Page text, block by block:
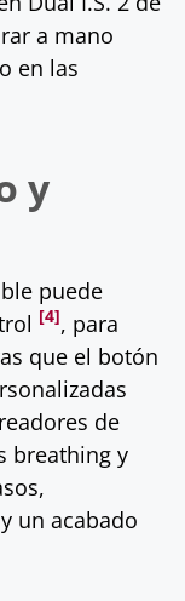
a mano
en las
y
puede
[4], para
que el botón
de
breathing y
un acabado